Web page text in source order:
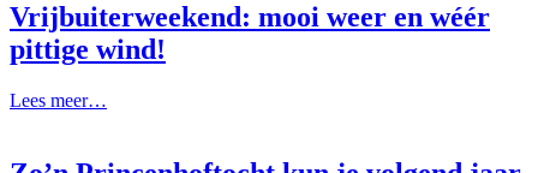
Vrijbuiterweekend: mooi weer en wéér
pittige wind!
Lees meer…